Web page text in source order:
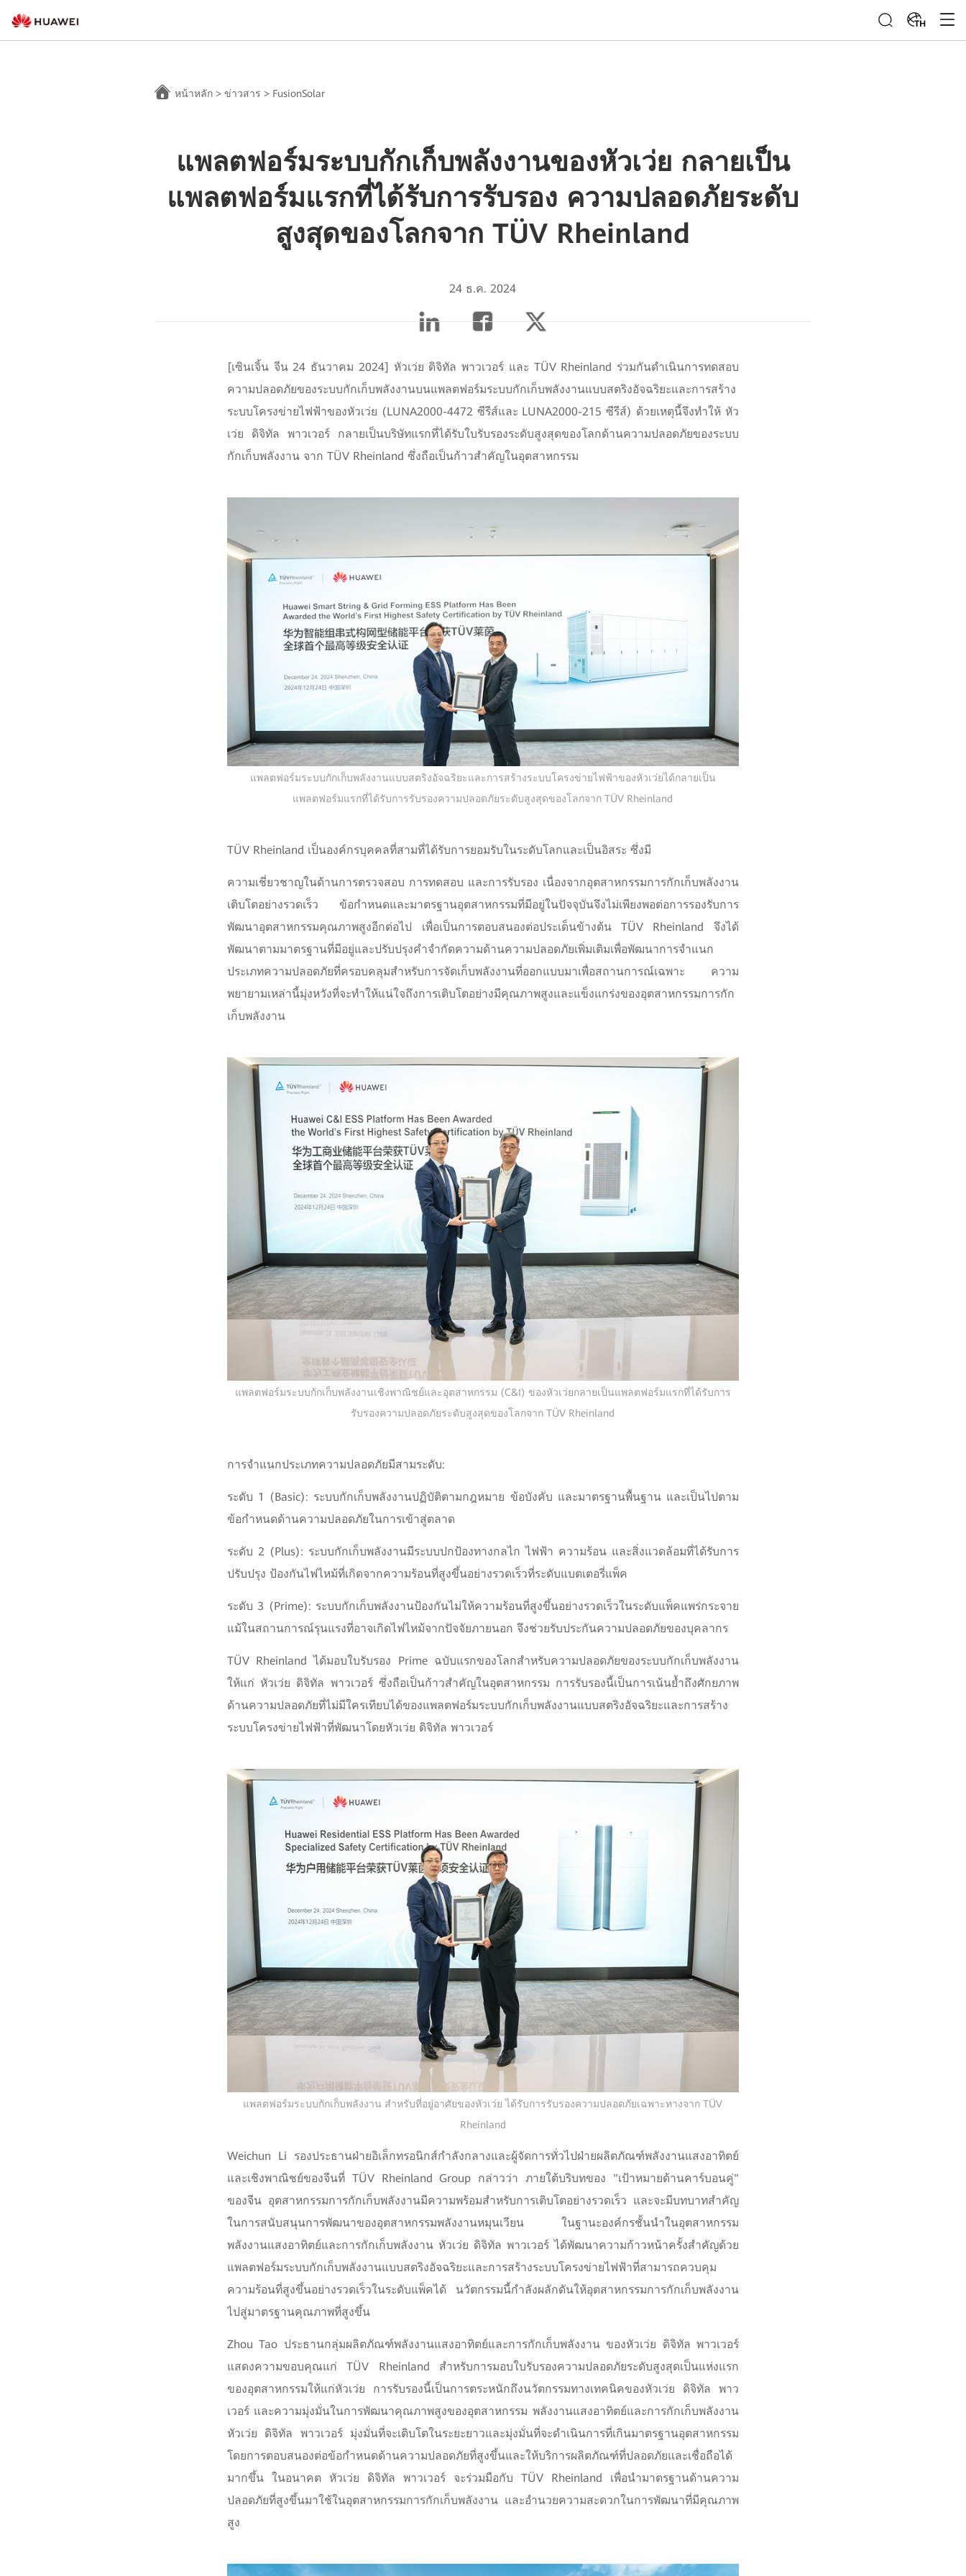
TH
หน้าหลัก >ข่าวสาร > FusionSolar
แพลตฟอร์มระบบกักเก็บพลังงานของหัวเว่ย กลายเป็น
แพลตฟอร์มแรกที่ได้รับการรับรอง ความปลอดภัยระดับ
สูงสุดของโลกจาก TÜV Rheinland
24 ธ.ค. 2024
[เซินเจิ้น จีน 24 ธันวาคม 2024] หัวเว่ย ดิจิทัล พาวเวอร์ และ TÜV Rheinland ร่วมกันดำเนินการทดสอบ
ความปลอดภัยของระบบกักเก็บพลังงานบนแพลตฟอร์มระบบกักเก็บพลังงานแบบสตริงอัจฉริยะและการสร้าง
ระบบโครงข่ายไฟฟ้าของหัวเว่ย (LUNA2000-4472 ซีรีส์และ LUNA2000-215 ซีรีส์) ด้วยเหตุนี้จึงทำให้ หัว
เว่ย ดิจิทัล พาวเวอร์ กลายเป็นบริษัทแรกที่ได้รับใบรับรองระดับสูงสุดของโลกด้านความปลอดภัยของระบบ
กักเก็บพลังงาน จาก TÜV Rheinland ซึ่งถือเป็นก้าวสำคัญในอุตสาหกรรม
แพลตฟอร์มระบบกักเก็บพลังงานแบบสตริงอัจฉริยะและการสร้างระบบโครงข่ายไฟฟ้าของหัวเว่ยได้กลายเป็น
แพลตฟอร์มแรกที่ได้รับการรับรองความปลอดภัยระดับสูงสุดของโลกจาก TÜV Rheinland
TÜV Rheinland เป็นองค์กรบุคคลที่สามที่ได้รับการยอมรับในระดับโลกและเป็นอิสระ ซึ่งมี
ความเชี่ยวชาญในด้านการตรวจสอบ การทดสอบ และการรับรอง เนื่องจากอุตสาหกรรมการกักเก็บพลังงาน
เติบโตอย่างรวดเร็ว ข้อกำหนดและมาตรฐานอุตสาหกรรมที่มีอยู่ในปัจจุบันจึงไม่เพียงพอต่อการรองรับการ
พัฒนาอุตสาหกรรมคุณภาพสูงอีกต่อไป เพื่อเป็นการตอบสนองต่อประเด็นข้างต้น TÜV Rheinland จึงได้
พัฒนาตามมาตรฐานที่มีอยู่และปรับปรุงคำจำกัดความด้านความปลอดภัยเพิ่มเติมเพื่อพัฒนาการจำแนก
ประเภทความปลอดภัยที่ครอบคลุมสำหรับการจัดเก็บพลังงานที่ออกแบบมาเพื่อสถานการณ์เฉพาะ ความ
พยายามเหล่านี้มุ่งหวังที่จะทำให้แน่ใจถึงการเติบโตอย่างมีคุณภาพสูงและแข็งแกร่งของอุตสาหกรรมการกัก
เก็บพลังงาน
แพลตฟอร์มระบบกักเก็บพลังงานเชิงพาณิชย์และอุตสาหกรรม (C&I) ของหัวเว่ยกลายเป็นแพลตฟอร์มแรกที่ได้รับการ
รับรองความปลอดภัยระดับสูงสุดของโลกจาก TÜV Rheinland
การจำแนกประเภทความปลอดภัยมีสามระดับ:
ระดับ 1 (Basic): ระบบกักเก็บพลังงานปฏิบัติตามกฎหมาย ข้อบังคับ และมาตรฐานพื้นฐาน และเป็นไปตาม
ข้อกำหนดด้านความปลอดภัยในการเข้าสู่ตลาด
ระดับ 2 (Plus): ระบบกักเก็บพลังงานมีระบบปกป้องทางกลไก ไฟฟ้า ความร้อน และสิ่งแวดล้อมที่ได้รับการ
ปรับปรุง ป้องกันไฟไหม้ที่เกิดจากความร้อนที่สูงขึ้นอย่างรวดเร็วที่ระดับแบตเตอรี่แพ็ค
ระดับ 3 (Prime): ระบบกักเก็บพลังงานป้องกันไม่ให้ความร้อนที่สูงขึ้นอย่างรวดเร็วในระดับแพ็คแพร่กระจาย
แม้ในสถานการณ์รุนแรงที่อาจเกิดไฟไหม้จากปัจจัยภายนอก จึงช่วยรับประกันความปลอดภัยของบุคลากร
TÜV Rheinland ได้มอบใบรับรอง Prime ฉบับแรกของโลกสำหรับความปลอดภัยของระบบกักเก็บพลังงาน
ให้แก่ หัวเว่ย ดิจิทัล พาวเวอร์ ซึ่งถือเป็นก้าวสำคัญในอุตสาหกรรม การรับรองนี้เป็นการเน้นย้ำถึงศักยภาพ
ด้านความปลอดภัยที่ไม่มีใครเทียบได้ของแพลตฟอร์มระบบกักเก็บพลังงานแบบสตริงอัจฉริยะและการสร้าง
ระบบโครงข่ายไฟฟ้าที่พัฒนาโดยหัวเว่ย ดิจิทัล พาวเวอร์
แพลตฟอร์มระบบกักเก็บพลังงาน สำหรับที่อยู่อาศัยของหัวเว่ย ได้รับการรับรองความปลอดภัยเฉพาะทางจาก TÜV
Rheinland
Weichun Li รองประธานฝ่ายอิเล็กทรอนิกส์กำลังกลางและผู้จัดการทั่วไปฝ่ายผลิตภัณฑ์พลังงานแสงอาทิตย์
และเชิงพาณิชย์ของจีนที่ TÜV Rheinland Group กล่าวว่า ภายใต้บริบทของ "เป้าหมายด้านคาร์บอนคู่"
ของจีน อุตสาหกรรมการกักเก็บพลังงานมีความพร้อมสำหรับการเติบโตอย่างรวดเร็ว และจะมีบทบาทสำคัญ
ในการสนับสนุนการพัฒนาของอุตสาหกรรมพลังงานหมุนเวียน ในฐานะองค์กรชั้นนำในอุตสาหกรรม
พลังงานแสงอาทิตย์และการกักเก็บพลังงาน หัวเว่ย ดิจิทัล พาวเวอร์ ได้พัฒนาความก้าวหน้าครั้งสำคัญด้วย
แพลตฟอร์มระบบกักเก็บพลังงานแบบสตริงอัจฉริยะและการสร้างระบบโครงข่ายไฟฟ้าที่สามารถควบคุม
ความร้อนที่สูงขึ้นอย่างรวดเร็วในระดับแพ็คได้ นวัตกรรมนี้กำลังผลักดันให้อุตสาหกรรมการกักเก็บพลังงาน
ไปสู่มาตรฐานคุณภาพที่สูงขึ้น
Zhou Tao ประธานกลุ่มผลิตภัณฑ์พลังงานแสงอาทิตย์และการกักเก็บพลังงาน ของหัวเว่ย ดิจิทัล พาวเวอร์
แสดงความขอบคุณแก่ TÜV Rheinland สำหรับการมอบใบรับรองความปลอดภัยระดับสูงสุดเป็นแห่งแรก
ของอุตสาหกรรมให้แก่หัวเว่ย การรับรองนี้เป็นการตระหนักถึงนวัตกรรมทางเทคนิคของหัวเว่ย ดิจิทัล พาว
เวอร์ และความมุ่งมั่นในการพัฒนาคุณภาพสูงของอุตสาหกรรม พลังงานแสงอาทิตย์และการกักเก็บพลังงาน
หัวเว่ย ดิจิทัล พาวเวอร์ มุ่งมั่นที่จะเติบโตในระยะยาวและมุ่งมั่นที่จะดำเนินการที่เกินมาตรฐานอุตสาหกรรม
โดยการตอบสนองต่อข้อกำหนดด้านความปลอดภัยที่สูงขึ้นและให้บริการผลิตภัณฑ์ที่ปลอดภัยและเชื่อถือได้
มากขึ้น ในอนาคต หัวเว่ย ดิจิทัล พาวเวอร์ จะร่วมมือกับ TÜV Rheinland เพื่อนำมาตรฐานด้านความ
ปลอดภัยที่สูงขึ้นมาใช้ในอุตสาหกรรมการกักเก็บพลังงาน และอำนวยความสะดวกในการพัฒนาที่มีคุณภาพ
สูง